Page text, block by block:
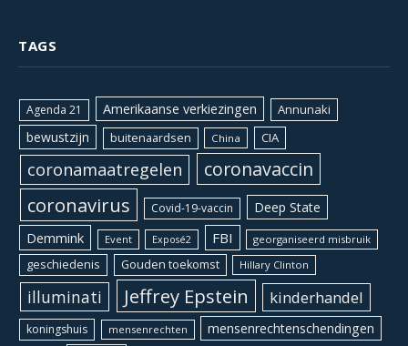
TAGS
Agenda 21 Amerikaanse verkiezingen Annunaki
bewustzijn buitenaardsen China CIA
coronamaatregelen coronavaccin
coronavirus Covid-19-vaccin Deep State
Demmink Event Exposé2 FBI georganiseerd misbruik
geschiedenis Gouden toekomst Hillary Clinton
illuminati Jeffrey Epstein kinderhandel
koningshuis mensenrechten mensenrechtenschendingen